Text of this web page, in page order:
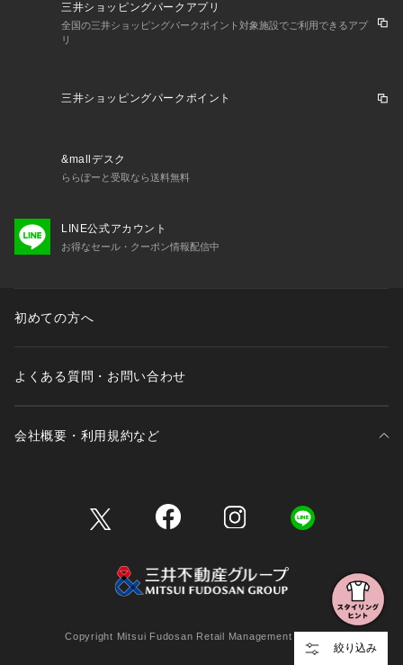
絞り込み
三井ショッピングパークアプリ
全国の三井ショッピングパークポイント対象施設でご利用できるアプ
リ
三井ショッピングパークポイント
&mallデスク
ららぽーと受取なら送料無料
LINE公式アカウント
お得なセール・クーポン情報配信中
初めての方へ
よくある質問・お問い合わせ
会社概要・利用規約など
Copyright Mitsui Fudosan Retail Management Co., Ltd.